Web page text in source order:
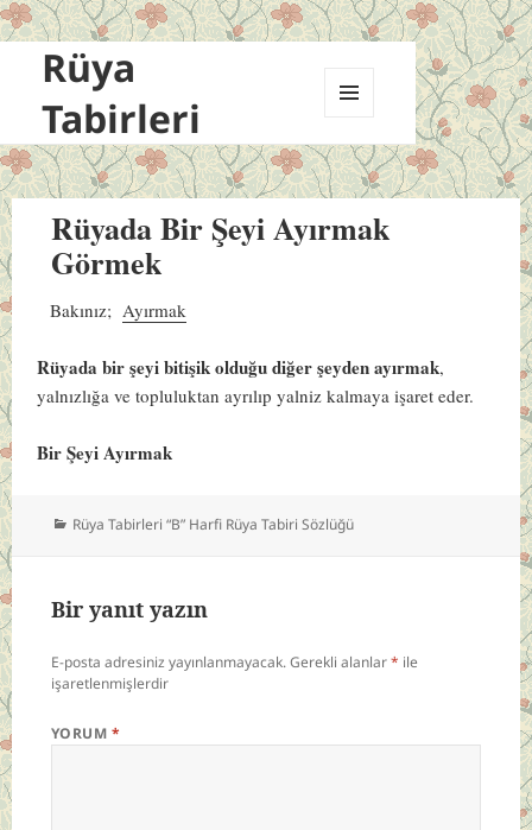
Rüya
Tabirleri
VE
BILEŞENLER
Rüyada Bir Şeyi Ayırmak
Görmek
Bakınız; Ayırmak
Rüyada bir şeyi bitişik olduğu diğer şeyden ayırmak,
yalnızlığa ve topluluktan ayrılıp yalniz kalmaya işaret eder.
Bir Şeyi Ayırmak
Kategoriler
Rüya Tabirleri “B” Harfi Rüya Tabiri Sözlüğü
Bir yanıt yazın
E-posta adresiniz yayınlanmayacak.Gerekli alanlar* ile
işaretlenmişlerdir
YORUM *